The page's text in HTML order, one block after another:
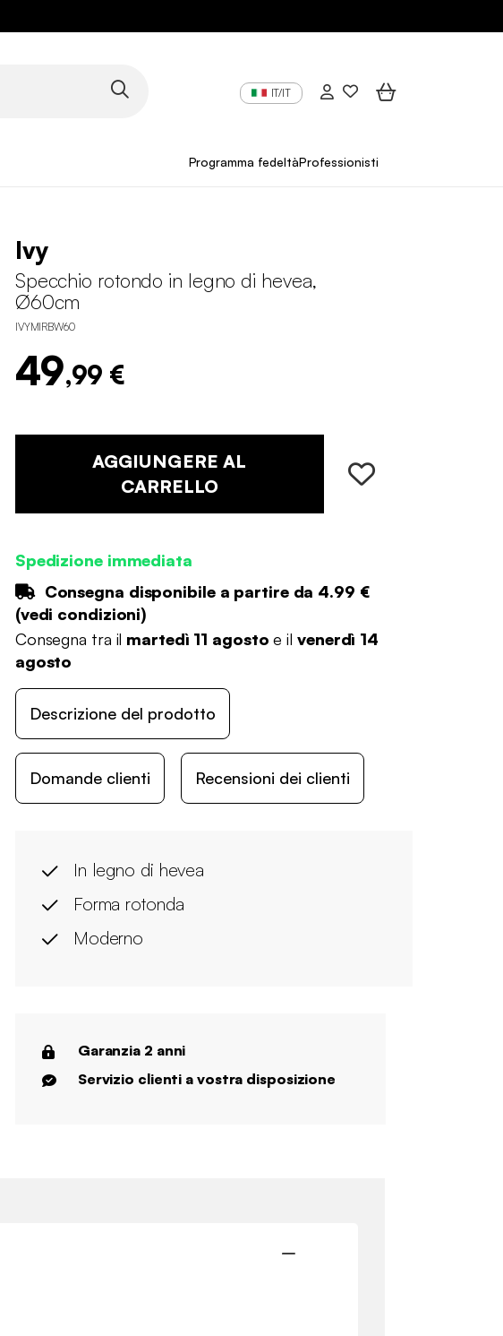
IT/IT
Programma fedeltàProfessionisti
Ivy
Specchio rotondo in legno di hevea,
Ø60cm
IVYMIRBW60
49,99 €
AGGIUNGERE AL
CARRELLO
Spedizione immediata
Consegna disponibile a partire da 4.99 €
(vedi condizioni)
Consegna tra il martedì 11 agosto e il venerdì 14
agosto
Descrizione del prodotto
Domande clienti Recensioni dei clienti
In legno di hevea
Forma rotonda
Moderno
Garanzia 2 anni
Servizio clienti a vostra disposizione